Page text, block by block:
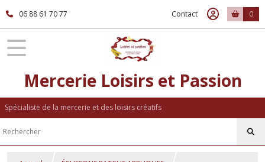
06 88 61 70 77 Contact 0
Mercerie Loisirs et Passion
Spécialiste de la mercerie et des loisirs créatifs